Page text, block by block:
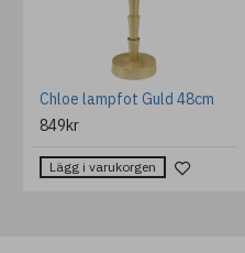
Chloe lampfot Guld 48cm
849kr
Lägg i varukorgen